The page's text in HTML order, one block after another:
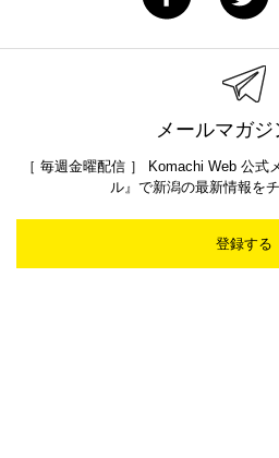
メールマガ
［ 毎週金曜配信 ］ Komachi Web 公式
ル』で新潟の最新情報を
登録する